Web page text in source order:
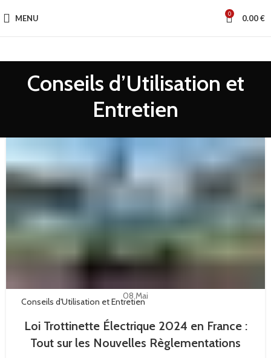
MENU 0 0.00€
Conseils d’Utilisation et
Entretien
08 Mai
Conseils d'Utilisation et Entretien
Loi Trottinette Électrique 2024 en France :
Tout sur les Nouvelles Règlementations